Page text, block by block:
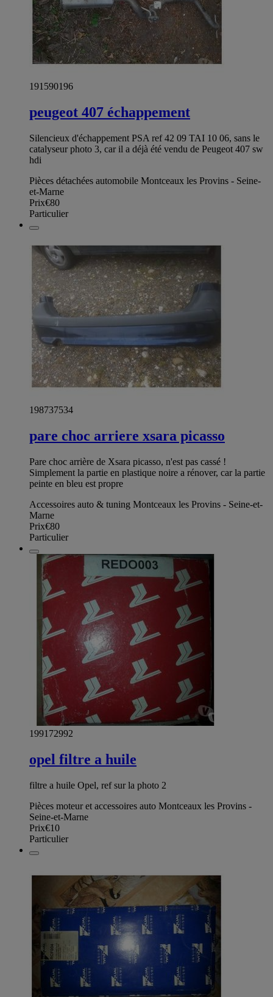
191590196
peugeot 407 échappement
Silencieux d'échappement PSA ref 42 09 TAI 10 06, sans le
catalyseur photo 3, car il a déjà été vendu de Peugeot 407 sw
hdi
Pièces détachées automobile Montceaux les Provins - Seine-
et-Marne
Prix€80
Particulier
198737534
pare choc arriere xsara picasso
Pare choc arrière de Xsara picasso, n'est pas cassé !
Simplement la partie en plastique noire a rénover, car la partie
peinte en bleu est propre
Accessoires auto & tuning Montceaux les Provins - Seine-et-
Marne
Prix€80
Particulier
199172992
opel filtre a huile
filtre a huile Opel, ref sur la photo 2
Pièces moteur et accessoires auto Montceaux les Provins -
Seine-et-Marne
Prix€10
Particulier